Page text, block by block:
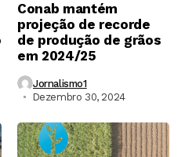
Conab mantém
projeção de recorde
de produção de grãos
em 2024/25
Jornalismo1
Dezembro 30, 2024